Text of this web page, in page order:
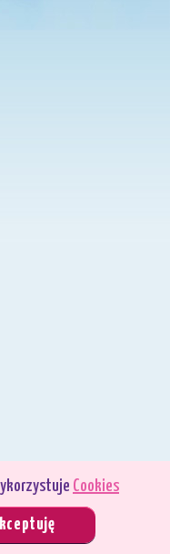
bardziej interesujący.
Cookies